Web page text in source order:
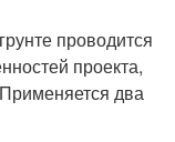
проводится
проекта,
два